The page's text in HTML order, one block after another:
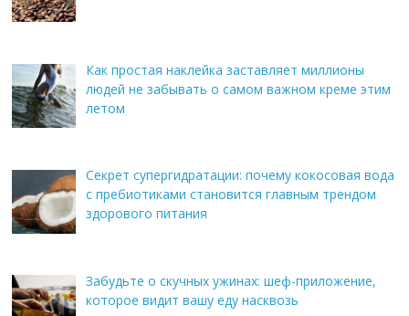
Как простая наклейка заставляет миллионы
людей не забывать о самом важном креме этим
летом
Секрет супергидратации: почему кокосовая вода
с пребиотиками становится главным трендом
здорового питания
Забудьте о скучных ужинах: шеф-приложение,
которое видит вашу еду насквозь